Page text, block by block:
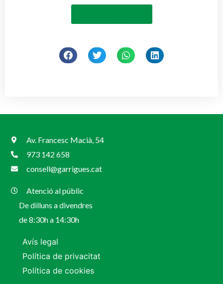
Av. Francesc Macià, 54
973 142 658
consell@garrigues.cat
Atenció al públic
De dilluns a divendres
de 8:30h a 14:30h
Avís legal
Política de privacitat
Política de cookies